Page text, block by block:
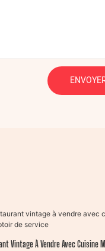
Vintage À Vendre Avec Cuisine